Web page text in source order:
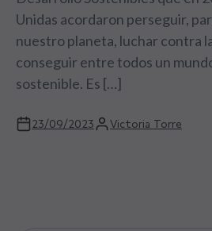
Unidas acordaron perseguir,
nuestro planeta, luchar contra
conseguir entre todos un
sostenible. Es […]
23/09/2023 Victoria Torre